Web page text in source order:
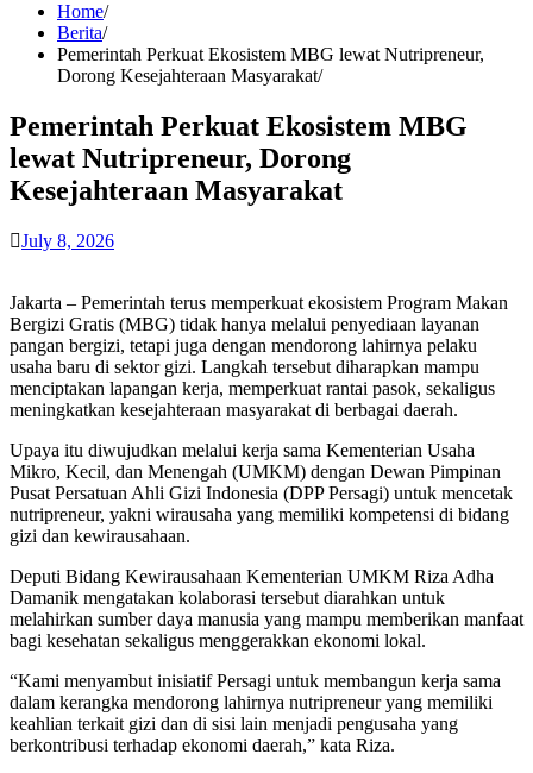
Home
Berita
Pemerintah Perkuat Ekosistem MBG lewat Nutripreneur,
Dorong Kesejahteraan Masyarakat
Pemerintah Perkuat Ekosistem MBG
lewat Nutripreneur, Dorong
Kesejahteraan Masyarakat
July 8, 2026
Jakarta – Pemerintah terus memperkuat ekosistem Program Makan
Bergizi Gratis (MBG) tidak hanya melalui penyediaan layanan
pangan bergizi, tetapi juga dengan mendorong lahirnya pelaku
usaha baru di sektor gizi. Langkah tersebut diharapkan mampu
menciptakan lapangan kerja, memperkuat rantai pasok, sekaligus
meningkatkan kesejahteraan masyarakat di berbagai daerah.
Upaya itu diwujudkan melalui kerja sama Kementerian Usaha
Mikro, Kecil, dan Menengah (UMKM) dengan Dewan Pimpinan
Pusat Persatuan Ahli Gizi Indonesia (DPP Persagi) untuk mencetak
nutripreneur, yakni wirausaha yang memiliki kompetensi di bidang
gizi dan kewirausahaan.
Deputi Bidang Kewirausahaan Kementerian UMKM Riza Adha
Damanik mengatakan kolaborasi tersebut diarahkan untuk
melahirkan sumber daya manusia yang mampu memberikan manfaat
bagi kesehatan sekaligus menggerakkan ekonomi lokal.
“Kami menyambut inisiatif Persagi untuk membangun kerja sama
dalam kerangka mendorong lahirnya nutripreneur yang memiliki
keahlian terkait gizi dan di sisi lain menjadi pengusaha yang
berkontribusi terhadap ekonomi daerah,” kata Riza.